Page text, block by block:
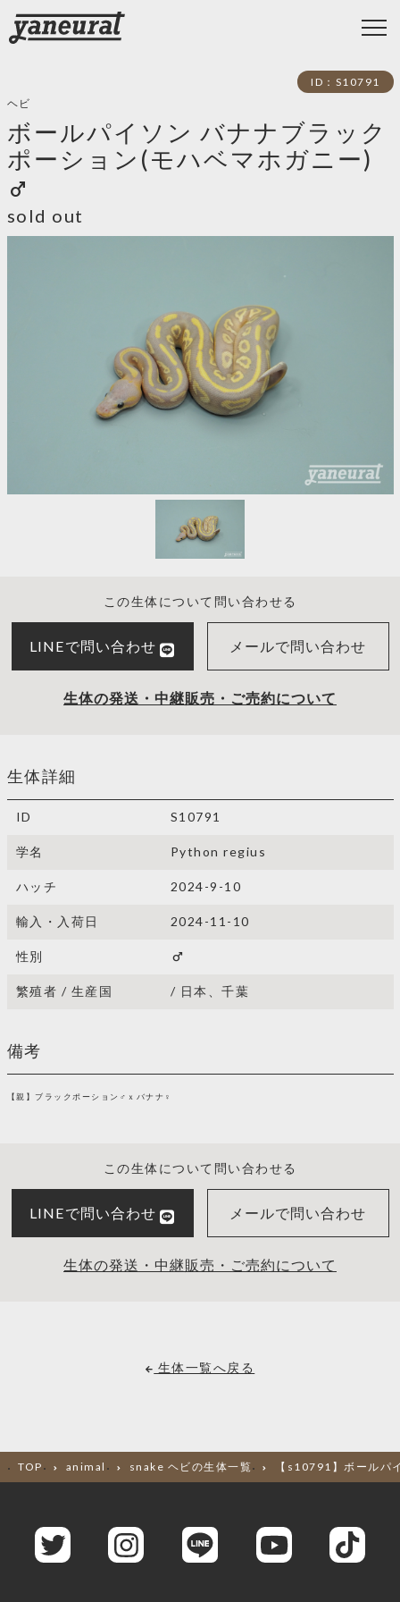
この生体について問い合わせる
LINEで問い合わせ メールで問い合わせ
生体の発送・中継販売・ご売約について
ID：S10791
ヘビ
ボールパイソン バナナブラック
ポーション(モハベマホガニー)
male
sold out
生体詳細
ID S10791
学名 Python regius
ハッチ 2024-9-10
輸入・入荷日 2024-11-10
性別 male
繁殖者 / 生産国 / 日本、千葉
備考
【親】ブラックポーション♂ｘバナナ♀
この生体について問い合わせる
LINEで問い合わせ メールで問い合わせ
生体の発送・中継販売・ご売約について
生体一覧へ戻る
TOP animal snake ヘビの生体一覧 【s10791】ボールパ